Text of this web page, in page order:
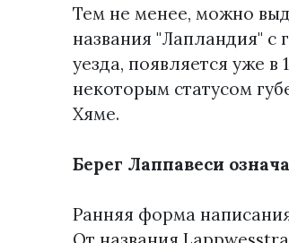
Тем не менее, можно
названия "Лапландия" с
уезда, появляется уже в
некоторым статусом
Хяме.
Берег Лаппавеси
Ранняя форма